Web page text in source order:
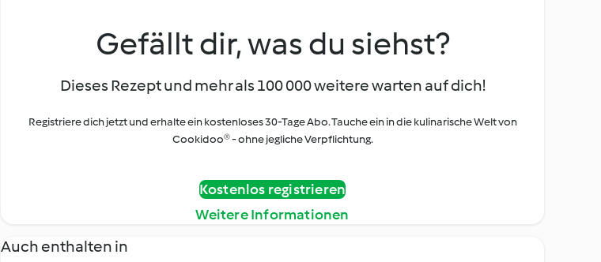
Gefällt dir, was du siehst?
Dieses Rezept und mehr als 100 000 weitere warten auf dich!
Registriere dich jetzt und erhalte ein kostenloses 30-Tage Abo. Tauche ein in die kulinarische Welt von
Cookidoo® - ohne jegliche Verpflichtung.
Kostenlos registrieren
Weitere Informationen
Auch enthalten in